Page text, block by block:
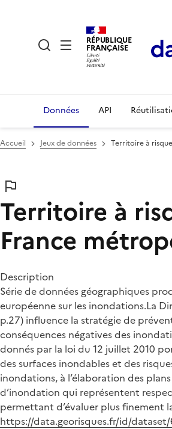
RÉPUBLIQUE
FRANÇAISE
Données API
Accueil Jeux de données Territoire à
Territoire à
France
Description
Série de données géographiques
européenne sur les inondations.La
p.27) influence la stratégie de
conséquences négatives des
donnés par la loi du 12 juillet 2010
des surfaces inondables et des
inondations, à l’élaboration des
d’inondation qui représentent
permettant d’évaluer plus finement
https://data.georisques.fr/id/